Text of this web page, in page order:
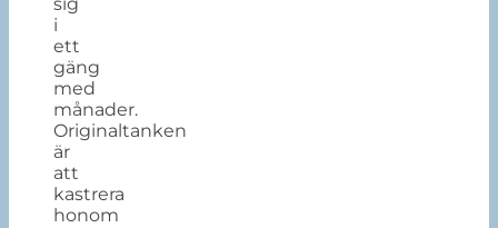
i
ett
gäng
med
månader.
Originaltanken
är
att
kastrera
honom